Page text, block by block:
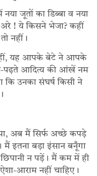
जूतों का डिब्बा व नया
अरे ! ये किसने भेजा? कहीं
नहीं।
नहीं, यह आपके बेटे ने आपके
पढ़ते आदित्य की आंखें नम
कि उनका संघर्ष किसी ने
अब मैं सिर्फ अच्छे कपड़े
इतना बड़ा इंसान बनूँगा
न पड़ें। मैं कम में ही
आराम नहीं चाहिए।